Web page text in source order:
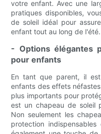
votre enfant. Avec une
pratiques disponibles,
de soleil idéal pour
enfant tout au long de l'été.
- Options élégantes
pour enfants
En tant que parent, il
enfants des effets
plus importants pour
est un chapeau de soleil
Non seulement les
protection